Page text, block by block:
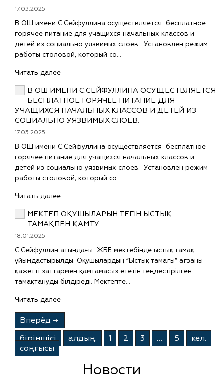
17.03.2025
В ОШ имени С.Сейфуллина осуществляется бесплатное
горячее питание для учащихся начальных классов и
детей из социально уязвимых слоев. Установлен режим
работы столовой, который со…
Читать далее
В ОШ ИМЕНИ С.СЕЙФУЛЛИНА ОСУЩЕСТВЛЯЕТСЯ
БЕСПЛАТНОЕ ГОРЯЧЕЕ ПИТАНИЕ ДЛЯ
УЧАЩИХСЯ НАЧАЛЬНЫХ КЛАССОВ И ДЕТЕЙ ИЗ
СОЦИАЛЬНО УЯЗВИМЫХ СЛОЕВ.
17.03.2025
В ОШ имени С.Сейфуллина осуществляется бесплатное
горячее питание для учащихся начальных классов и
детей из социально уязвимых слоев. Установлен режим
работы столовой, который со…
Читать далее
МЕКТЕП ОҚУШЫЛАРЫН ТЕГІН ЫСТЫҚ
ТАМАҚПЕН ҚАМТУ
18.01.2025
С.Сейфуллин атындағы ЖББ мектебінде ыстық тамақ
ұйымдастырылды. Оқушылардың “Ыстық тамағы” ағзаны
қажетті заттармен қамтамасыз ететін теңдестірілген
тамақтануды білдіреді. Мектепте…
Читать далее
Вперёд →
бiрiншiсi
алдың. 1 2 3 … 5
кел.
соңғысы
Новости